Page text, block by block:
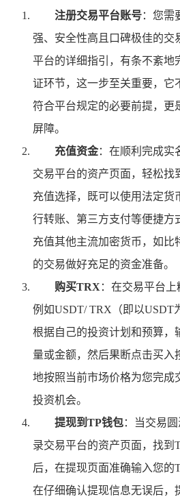
注册交易平台账号：您需
强、安全性高且口碑极佳的交
平台的详细指引，有条不紊地
证环节，这一步至关重要，它
符合平台规定的必要前提，更
屏障。
充值资金：在顺利完成实
交易平台的资产页面，轻松找
充值选择，既可以使用法定货
行转账、第三方支付等便捷方
充值其他主流加密货币，如比
的交易做好充足的资金准备。
购买TRX ：在交易平台上
例如USDT/ TRX（即以USDT
根据自己的投资计划和预算，
量或金额，然后果断点击买入
地按照当前市场价格为您完成
投资机会。
提现到TP钱包：当交易
录交易平台的资产页面，找到
后，在提现页面准确输入您的
在仔细确认提现信息无误后，